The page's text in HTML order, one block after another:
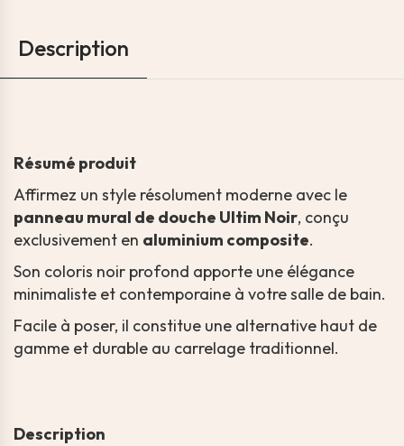
Description
Résumé produit
Affirmez un style résolument moderne avec le
panneau mural de douche Ultim Noir, conçu
exclusivement en aluminium composite.
Son coloris noir profond apporte une élégance
minimaliste et contemporaine à votre salle de bain.
Facile à poser, il constitue une alternative haut de
gamme et durable au carrelage traditionnel.
Description